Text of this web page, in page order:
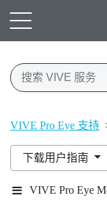
VIVE Pro Eye 支持
下载用户指南
VIVE Pro Eye